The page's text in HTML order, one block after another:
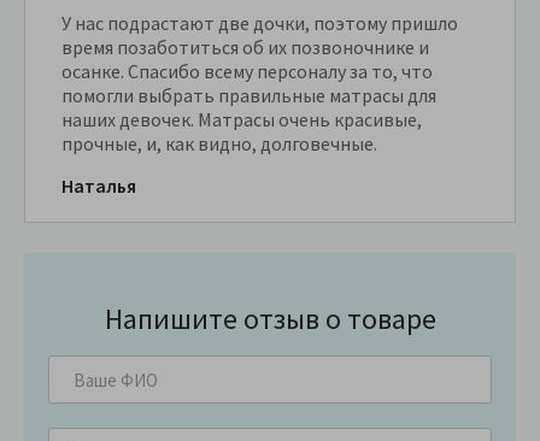
У нас подрастают две дочки, поэтому пришло
время позаботиться об их позвоночнике и
осанке. Спасибо всему персоналу за то, что
помогли выбрать правильные матрасы для
наших девочек. Матрасы очень красивые,
прочные, и, как видно, долговечные.
Наталья
Напишите отзыв о товаре